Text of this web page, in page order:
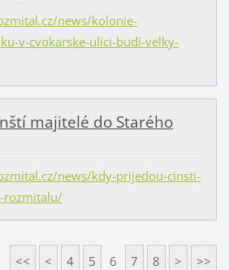
news/kolonie-
v-cvokarske-ulici-budi-velky-
majitelé do Starého
news/kdy-prijedou-cinsti-
rozmitalu/
<< < 4 5 6 7 8 > >>